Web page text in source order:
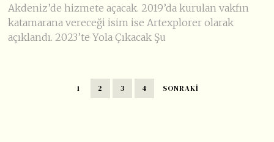
Akdeniz’de hizmete açacak. 2019’da kurulan vakfın
katamarana vereceği isim ise Artexplorer olarak
açıklandı. 2023’te Yola Çıkacak Şu
1 2 3 4 SONRAKI